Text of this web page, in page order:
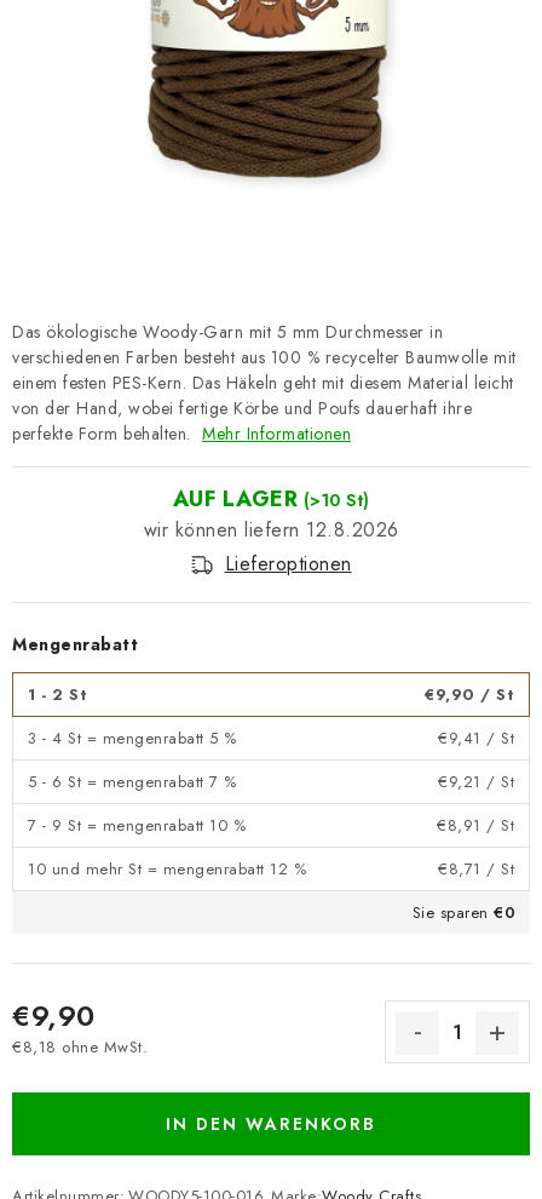
Datenschutzerklärung
Impressum
Das ökologische Woody-Garn mit 5 mm Durchmesser in
verschiedenen Farben besteht aus 100 % recycelter Baumwolle mit
einem festen PES-Kern. Das Häkeln geht mit diesem Material leicht
von der Hand, wobei fertige Körbe und Poufs dauerhaft ihre
perfekte Form behalten. Mehr Informationen
AUF LAGER (>10 St)
12.8.2026
Lieferoptionen
Mengenrabatt
1 - 2 St €9,90 / St
3 - 4 St = mengenrabatt 5 %
€9,41 / St
5 - 6 St = mengenrabatt 7 %
€9,21 / St
7 - 9 St = mengenrabatt 10 %
€8,91 / St
10 und mehr St = mengenrabatt 12 %
€8,71 / St
Sie sparen €0
€9,90
€8,18 ohne MwSt.
IN DEN WARENKORB